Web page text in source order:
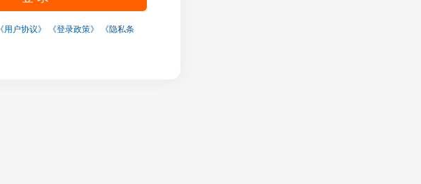
《用户协议》 《登录政策》
《隐私条